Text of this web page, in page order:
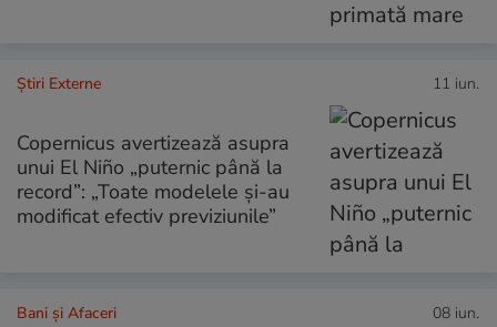
Știri Externe 11 iun.
Copernicus avertizează asupra
unui El Niño „puternic până la
record”: „Toate modelele și-au
modificat efectiv previziunile”
Bani și Afaceri 08 iun.